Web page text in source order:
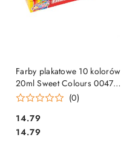
Farby plakatowe 10 kolorów
20ml Sweet Colours 00478
OTOCKI
(0)
Cena:
14.79
Cena:
14.79
DO KOSZYKA